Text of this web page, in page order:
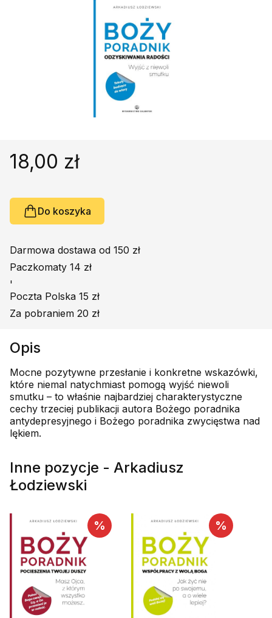
Książki obcojęzyczne
Promocja
18,00 zł
Do koszyka
Darmowa dostawa od 150 zł
Paczkomaty 14 zł
'
Poczta Polska 15 zł
Za pobraniem 20 zł
Opis
Mocne pozytywne przesłanie i konkretne wskazówki,
które niemal natychmiast pomogą wyjść niewoli
smutku – to właśnie najbardziej charakterystyczne
cechy trzeciej publikacji autora Bożego poradnika
antydepresyjnego i Bożego poradnika zwycięstwa nad
lękiem.
Inne pozycje - Arkadiusz
Łodziewski
% %